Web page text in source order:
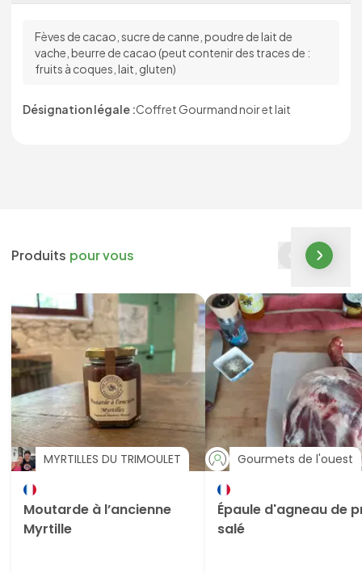
Fèves de cacao, sucre de canne, poudre de lait de
vache, beurre de cacao (peut contenir des traces de :
fruits à coques, lait, gluten)
Désignation légale :Coffret Gourmand noir et lait
Produits pour vous
MYRTILLES DU TRIMOULET
Moutarde à l’ancienne
Myrtille
Gourmets de l'ouest
Épaule d'agneau de
salé